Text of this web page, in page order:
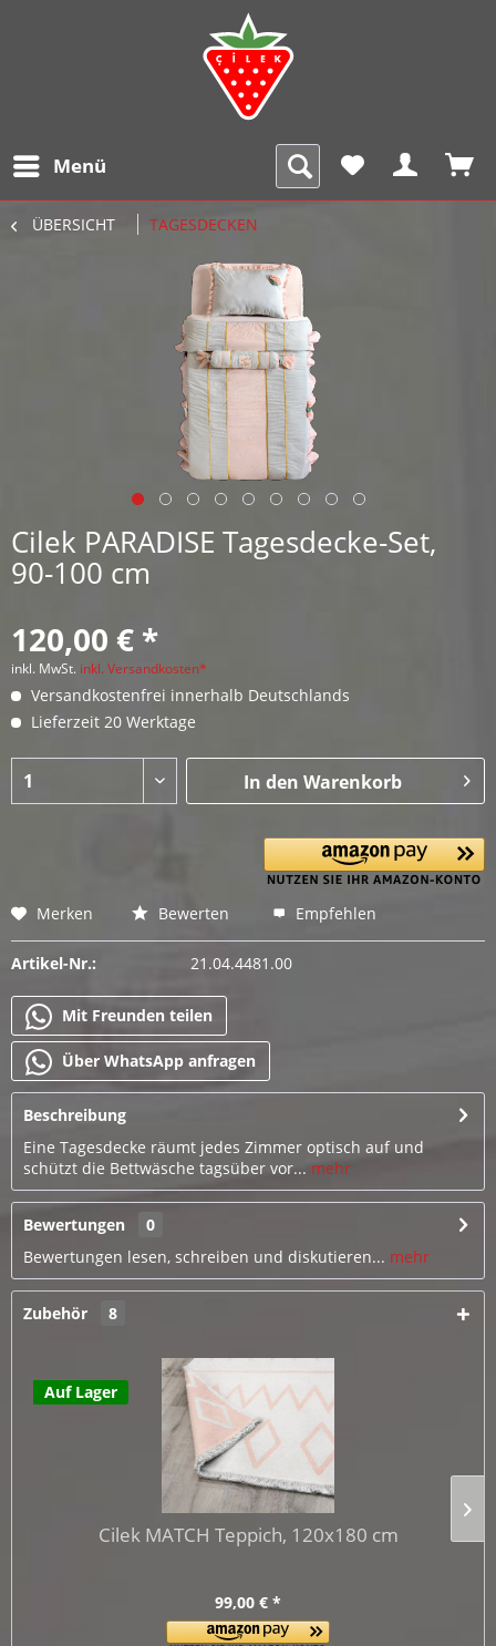
Menü
ÜBERSICHT TAGESDECKEN
Cilek PARADISE Tagesdecke-Set,
90-100 cm
120,00 € *
inkl. MwSt. inkl. Versandkosten*
Versandkostenfrei innerhalb Deutschlands
Lieferzeit 20 Werktage
In den Warenkorb
Merken Bewerten Empfehlen
Artikel-Nr.: 21.04.4481.00
Mit Freunden teilen
Über WhatsApp anfragen
Beschreibung
Eine Tagesdecke räumt jedes Zimmer optisch auf und
schützt die Bettwäsche tagsüber vor... mehr
Bewertungen
0
Bewertungen lesen, schreiben und diskutieren... mehr
Zubehör 8
Auf Lager
Cilek MATCH Teppich, 120x180 cm
99,00 € *